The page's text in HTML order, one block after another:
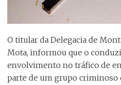
O titular da Delegacia de
Mota, informou que o
envolvimento no tráfico de
parte de um grupo criminoso